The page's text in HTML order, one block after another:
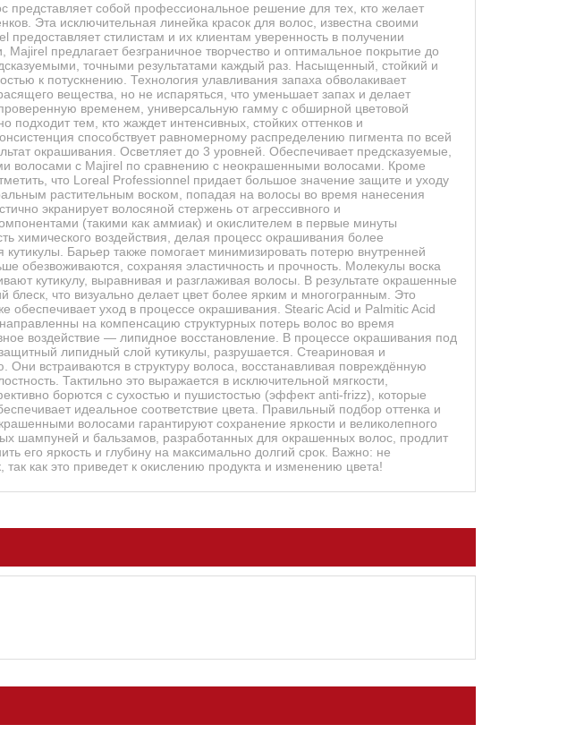
представляет собой профессиональное решение для тех, кто желает
Эта исключительная линейка красок для волос, известна своими
стилистам и их клиентам уверенность в получении
предлагает безграничное творчество и оптимальное покрытие до
точными результатами каждый раз. Насыщенный, стойкий и
к потускнению. Технология улавливания запаха обволакивает
вещества, но не испаряться, что уменьшает запах и делает
временем, универсальную гамму с обширной цветовой
тем, кто жаждет интенсивных, стойких оттенков и
способствует равномерному распределению пигмента по всей
окрашивания. Осветляет до 3 уровней. Обеспечивает предсказуемые,
волосами с Majirel по сравнению с неокрашенными волосами. Кроме
что Loreal Professionnel придает большое значение защите и уходу
растительным воском, попадая на волосы во время нанесения
экранирует волосяной стержень от агрессивного и
(такими как аммиак) и окислителем в первые минуты
химического воздействия, делая процесс окрашивания более
Барьер также помогает минимизировать потерю внутренней
обезвоживаются, сохраняя эластичность и прочность. Молекулы воска
кутикулу, выравнивая и разглаживая волосы. В результате окрашенные
что визуально делает цвет более ярким и многогранным. Это
обеспечивает уход в процессе окрашивания. Stearic Acid и Palmitic Acid
на компенсацию структурных потерь волос во время
воздействие — липидное восстановление. В процессе окрашивания под
липидный слой кутикулы, разрушается. Стеариновая и
встраиваются в структуру волоса, восстанавливая повреждённую
Тактильно это выражается в исключительной мягкости,
борются с сухостью и пушистостью (эффект anti-frizz), которые
идеальное соответствие цвета. Правильный подбор оттенка и
волосами гарантируют сохранение яркости и великолепного
шампуней и бальзамов, разработанных для окрашенных волос, продлит
его яркость и глубину на максимально долгий срок. Важно: не
как это приведет к окислению продукта и изменению цвета!